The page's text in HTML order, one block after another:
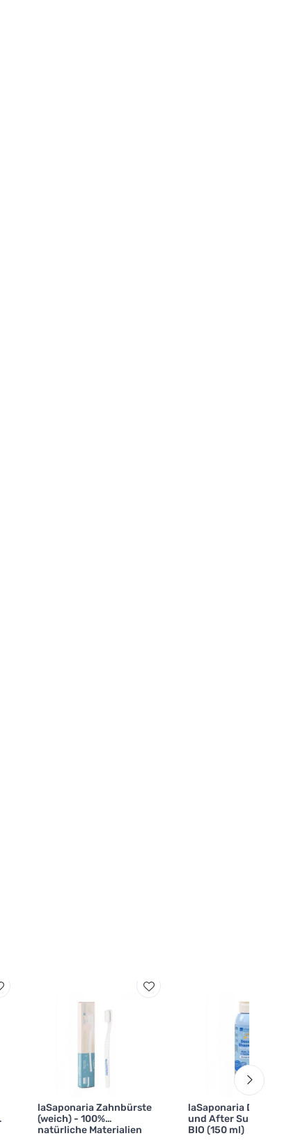
laSaponaria Zahnbürste
(weich) - 100%
natürliche Materialien
laSaponaria Duschgel
und After Sun Shampoo
BIO (150 ml)